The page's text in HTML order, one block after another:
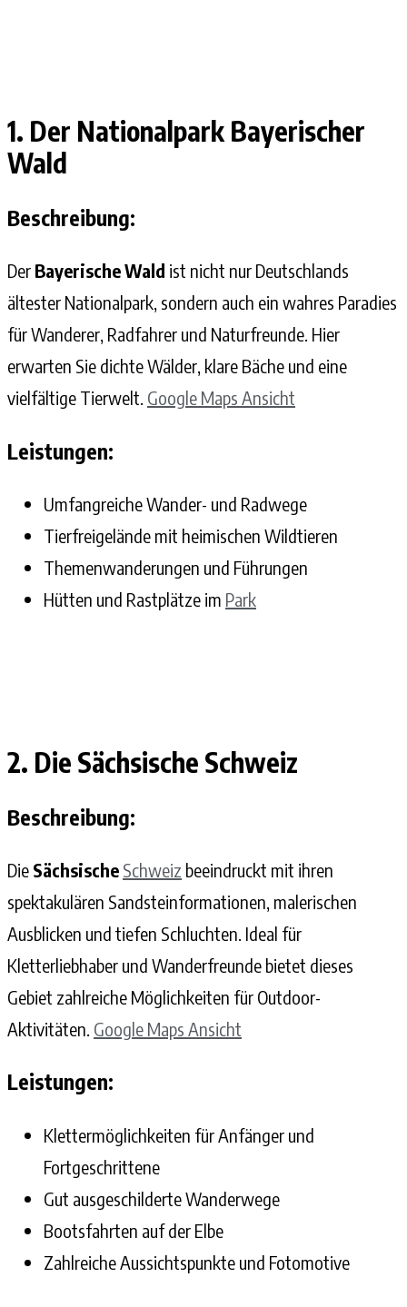
1. Der Nationalpark Bayerischer
Wald
Beschreibung:
Der Bayerische Wald ist nicht nur Deutschlands
ältester Nationalpark, sondern auch ein wahres Paradies
für Wanderer, Radfahrer und Naturfreunde. Hier
erwarten Sie dichte Wälder, klare Bäche und eine
vielfältige Tierwelt. Google Maps Ansicht
Leistungen:
Umfangreiche Wander- und Radwege
Tierfreigelände mit heimischen Wildtieren
Themenwanderungen und Führungen
Hütten und Rastplätze im Park
2. Die Sächsische Schweiz
Beschreibung:
Die Sächsische Schweiz beeindruckt mit ihren
spektakulären Sandsteinformationen, malerischen
Ausblicken und tiefen Schluchten. Ideal für
Kletterliebhaber und Wanderfreunde bietet dieses
Gebiet zahlreiche Möglichkeiten für Outdoor-
Aktivitäten. Google Maps Ansicht
Leistungen:
Klettermöglichkeiten für Anfänger und
Fortgeschrittene
Gut ausgeschilderte Wanderwege
Bootsfahrten auf der Elbe
Zahlreiche Aussichtspunkte und Fotomotive